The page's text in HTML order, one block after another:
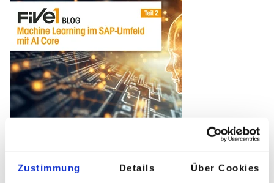
Zustimmung Details Über Cookies
Wie kann Machine Learning Ihre Arbeit unterstützen?
Sprechen Sie uns gerne an, um herauszufinden, wie
wir Ihnen helfen können, die besten Ergebnisse zu